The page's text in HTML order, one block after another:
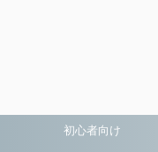
初心者向け